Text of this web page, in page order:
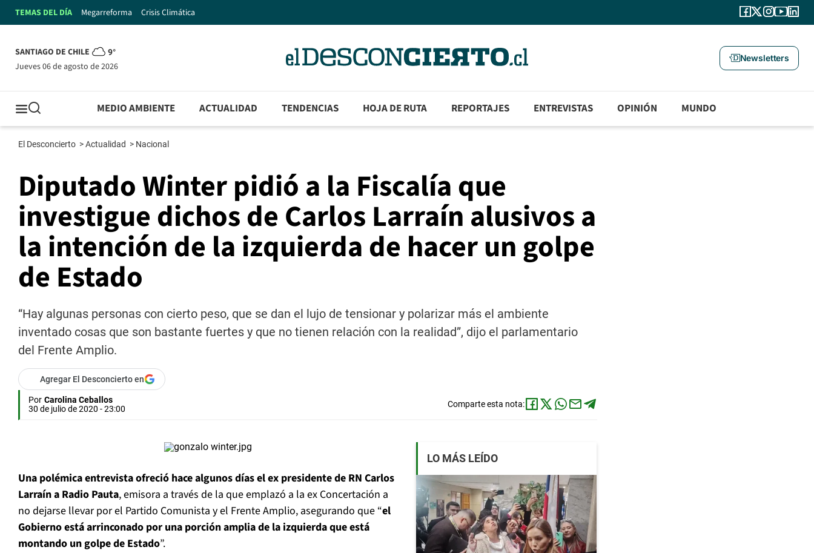
TEMAS DEL DÍA Megarreforma Crisis Climática
SANTIAGO DE CHILE 9°
jueves 06 de agosto de 2026
Newsletters
MEDIO AMBIENTE ACTUALIDAD TENDENCIAS HOJA DE RUTA REPORTAJES ENTREVISTAS OPINIÓN MUNDO
El Desconcierto >Actualidad > Nacional
Diputado Winter pidió a la Fiscalía que
investigue dichos de Carlos Larraín alusivos a
la intención de la izquierda de hacer un golpe
de Estado
“Hay algunas personas con cierto peso, que se dan el lujo de tensionar y polarizar más el ambiente
inventado cosas que son bastante fuertes y que no tienen relación con la realidad”, dijo el parlamentario
del Frente Amplio.
Agregar El Desconcierto en
Por Carolina Ceballos
30 de julio de 2020 - 23:00
Comparte esta nota:
Una polémica entrevista ofreció hace algunos días el ex presidente de RN Carlos
Larraín a Radio Pauta, emisora a través de la que emplazó a la ex Concertación a
no dejarse llevar por el Partido Comunista y el Frente Amplio, asegurando que “el
Gobierno está arrinconado por una porción amplia de la izquierda que está
montando un golpe de Estado”.
LO MÁS LEÍDO